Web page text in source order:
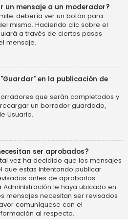
un mensaje a un moderador?
debería ver un botón para
mismo. Haciendo clic sobre el
a través de ciertos pasos
mensaje.
en la publicación de
que serán completados y
un borrador guardado,
Usuario.
ser aprobados?
vez ha decidido que los mensajes
que estas intentando publicar
antes de aprobarlos.
Administración le haya ubicado en
mensajes necesitan ser revisados
comuníquese con el
al respecto.